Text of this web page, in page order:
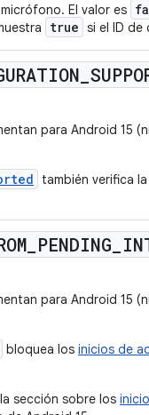
El valor es
true si el ID de
para Android 15
también verifica
PENDING
para Android 15
bloquea los inicios de
sección sobre los